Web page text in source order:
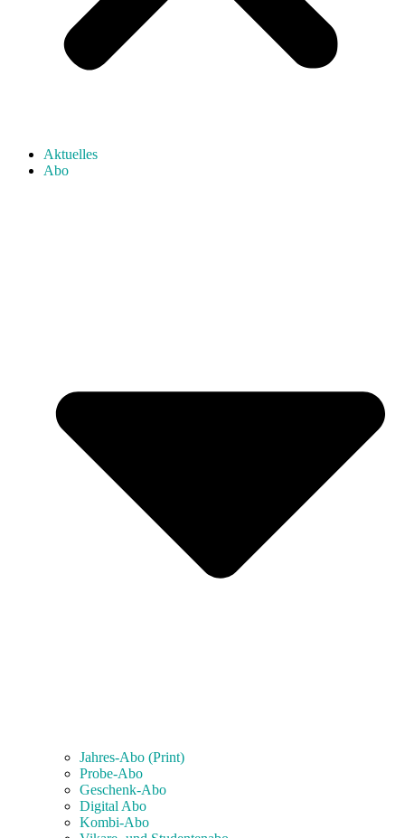
Aktuelles
Abo
Jahres-Abo (Print)
Probe-Abo
Geschenk-Abo
Digital Abo
Kombi-Abo